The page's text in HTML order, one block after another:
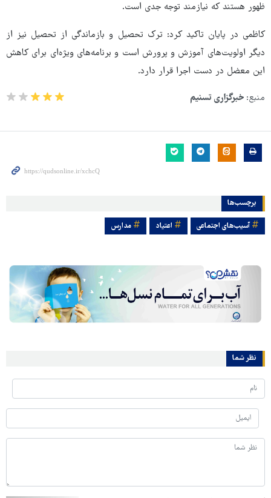
ظهور هستند که نیازمند توجه جدی است.
کاظمی در پایان تاکید کرد: ترک تحصیل و بازماندگی از تحصیل نیز از
دیگر اولویت‌های آموزش و پرورش است و برنامه‌های ویژه‌ای برای کاهش
این معضل در دست اجرا قرار دارد.
منبع: خبرگزاری تسنیم
برچسب‌ها
آسیب‌های اجتماعی اعتیاد مدارس
نظر شما